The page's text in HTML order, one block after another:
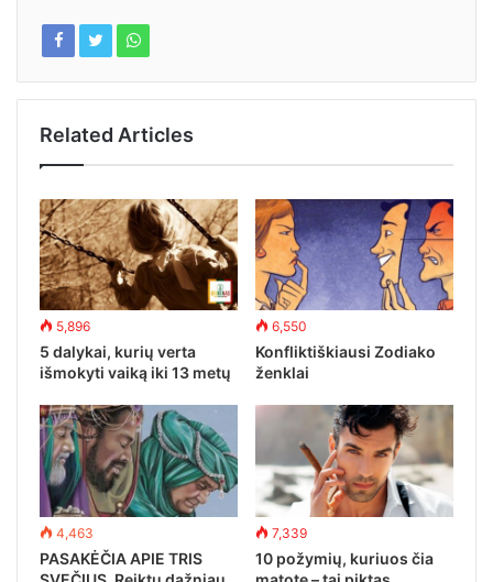
Related Articles
5,896
5 dalykai, kurių verta
išmokyti vaiką iki 13 metų
6,550
Konfliktiškiausi Zodiako
ženklai
4,463
PASAKĖČIA APIE TRIS
7,339
10 požymių, kuriuos čia